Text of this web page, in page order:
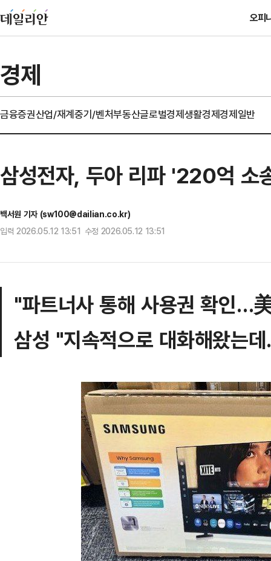
오피
경제
금융증권산업/재계중기/벤처부동산글로벌경제생활경제경제일반
삼성전자, 두아 리파 '220억
백서원 기자 (sw100@dailian.co.kr)
입력 2026.05.12 13:51 수정 2026.05.12 13:51
"파트너사 통해 사용권 확인…
삼성 "지속적으로 대화해왔는